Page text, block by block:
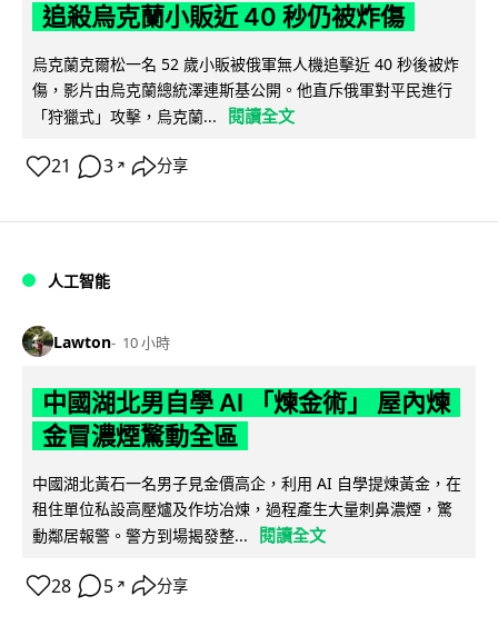
追殺烏克蘭小販近 40 秒仍被炸傷
烏克蘭克爾松一名 52 歲小販被俄軍無人機追擊近 40 秒後被炸
傷，影片由烏克蘭總統澤連斯基公開。他直斥俄軍對平民進行
「狩獵式」攻擊，烏克蘭...
閱讀全文
21 3 ↗ 分享
人工智能
Lawton 10 小時
中國湖北男自學 AI 「煉金術」 屋內煉
金冒濃煙驚動全區
中國湖北黃石一名男子見金價高企，利用 AI 自學提煉黃金，在
租住單位私設高壓爐及作坊冶煉，過程產生大量刺鼻濃煙，驚
動鄰居報警。警方到場揭發整...
閱讀全文
28 5 ↗ 分享